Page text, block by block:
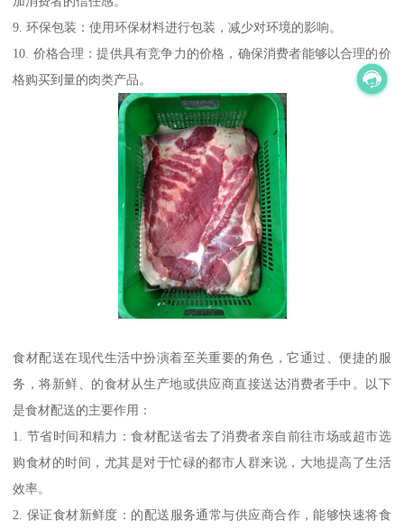
9. 环保包装：使用环保材料进行包装，减少对环境的影响。
10. 价格合理：提供具有竞争力的价格，确保消费者能够以合理的价
格购买到量的肉类产品。
食材配送在现代生活中扮演着至关重要的角色，它通过、便捷的服
务，将新鲜、的食材从生产地或供应商直接送达消费者手中。以下
是食材配送的主要作用：
1. 节省时间和精力：食材配送省去了消费者亲自前往市场或超市选
购食材的时间，尤其是对于忙碌的都市人群来说，大地提高了生活
效率。
2. 保证食材新鲜度：的配送服务通常与供应商合作，能够快速将食